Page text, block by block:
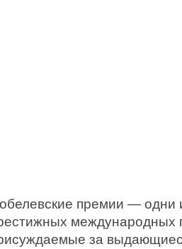
премии — одни
международных
за